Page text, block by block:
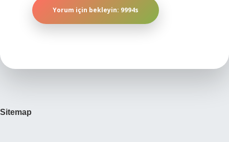
Sitemap